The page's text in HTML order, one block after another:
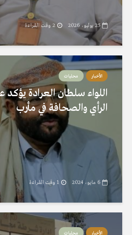
25 يوليو، 2026 2 وقت القراءة
الأخبار محليات
اللواء سلطان العرادة يؤكد
الرأي والصحافة في مأرب
6 مايو، 2024 1 وقت القراءة
الأخبار محليات